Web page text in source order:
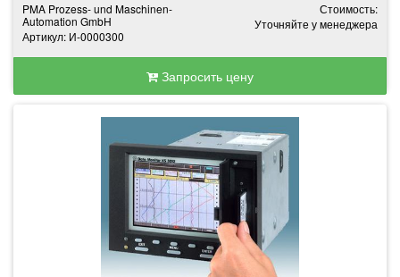
PMA Prozess- und Maschinen-
Automation GmbH
Артикул: И-0000300
Стоимость:
Уточняйте у менеджера
Запросить цену